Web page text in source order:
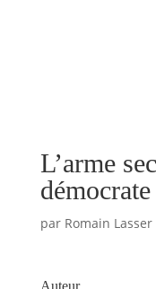
L’arme
démocrate
par Romain Lasser
Auteur